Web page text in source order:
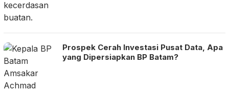
Prospek Cerah Investasi Pusat Data, Apa
yang Dipersiapkan BP Batam?